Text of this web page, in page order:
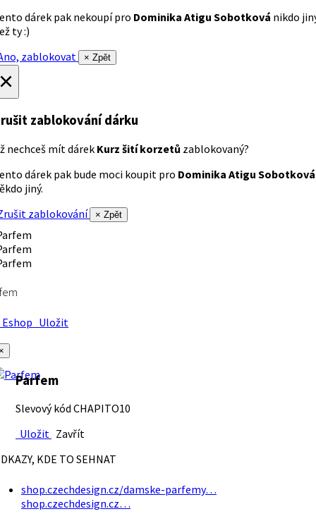
dárek pak nekoupí pro Dominika Atigu Sobotková nikdo
ty :)
zablokovat
× Zpět
zablokování dárku
nechceš mít dárek Kurz šití korzetů zablokovaný?
dárek pak bude moci koupit pro Dominika Atigu Sobotková
jiný.
zablokování
× Zpět
Uložit
Parfem
Slevový kód CHAPITO10
Uložit Zavřít
KDE TO SEHNAT
shop.czechdesign.cz/damske-parfemy…
shop.czechdesign.cz…